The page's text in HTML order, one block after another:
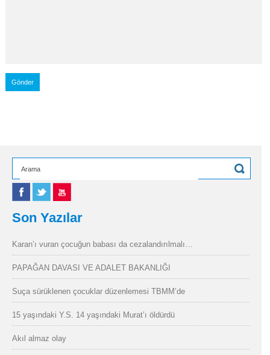
Son Yazılar
Karan’ı vuran çocuğun babası da cezalandırılmalı…
PAPAĞAN DAVASI VE ADALET BAKANLIĞI
Suça sürüklenen çocuklar düzenlemesi TBMM’de
15 yaşındaki Y.S. 14 yaşındaki Murat’ı öldürdü
Akıl almaz olay